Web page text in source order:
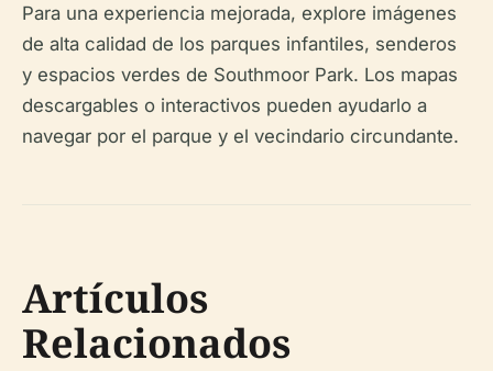
Para una experiencia mejorada, explore imágenes
de alta calidad de los parques infantiles, senderos
y espacios verdes de Southmoor Park. Los mapas
descargables o interactivos pueden ayudarlo a
navegar por el parque y el vecindario circundante.
Artículos
Relacionados